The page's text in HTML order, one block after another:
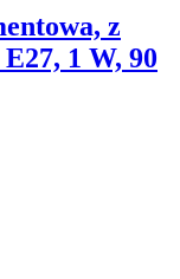
z
1 W, 90